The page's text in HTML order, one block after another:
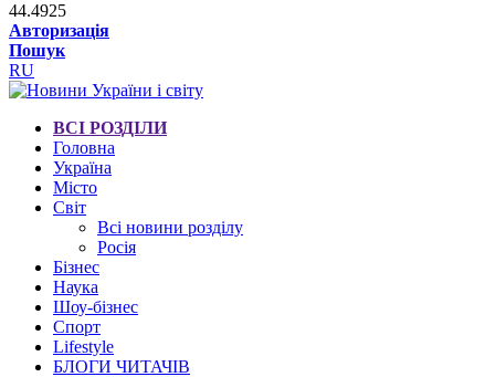
44.4925
Авторизація
Пошук
RU
ВСІ РОЗДІЛИ
Головна
Україна
Місто
Світ
Всі новини розділу
Росія
Бізнес
Наука
Шоу-бізнес
Спорт
Lifestyle
БЛОГИ ЧИТАЧІВ